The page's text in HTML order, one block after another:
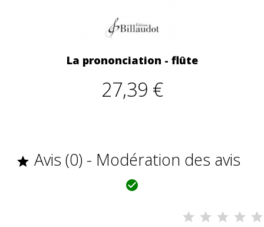
La prononciation - flûte
27,39 €
 Avis (0) - Modération des avis
